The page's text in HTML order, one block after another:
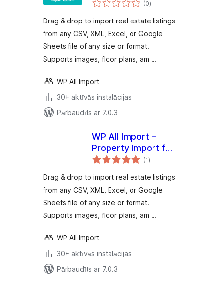
Real Places (0kopsumma
)
Drag & drop to import real estate listings
from any CSV, XML, Excel, or Google
Sheets file of any size or format.
Supports images, floor plans, am …
WP All Import
30+ aktīvās instalācijas
Pārbaudīts ar 7.0.3
WP All Import –
Property Import for
Realia
(1vērtējumu
kopsumma
)
Drag & drop to import real estate listings
from any CSV, XML, Excel, or Google
Sheets file of any size or format.
Supports images, floor plans, am …
WP All Import
30+ aktīvās instalācijas
Pārbaudīts ar 7.0.3